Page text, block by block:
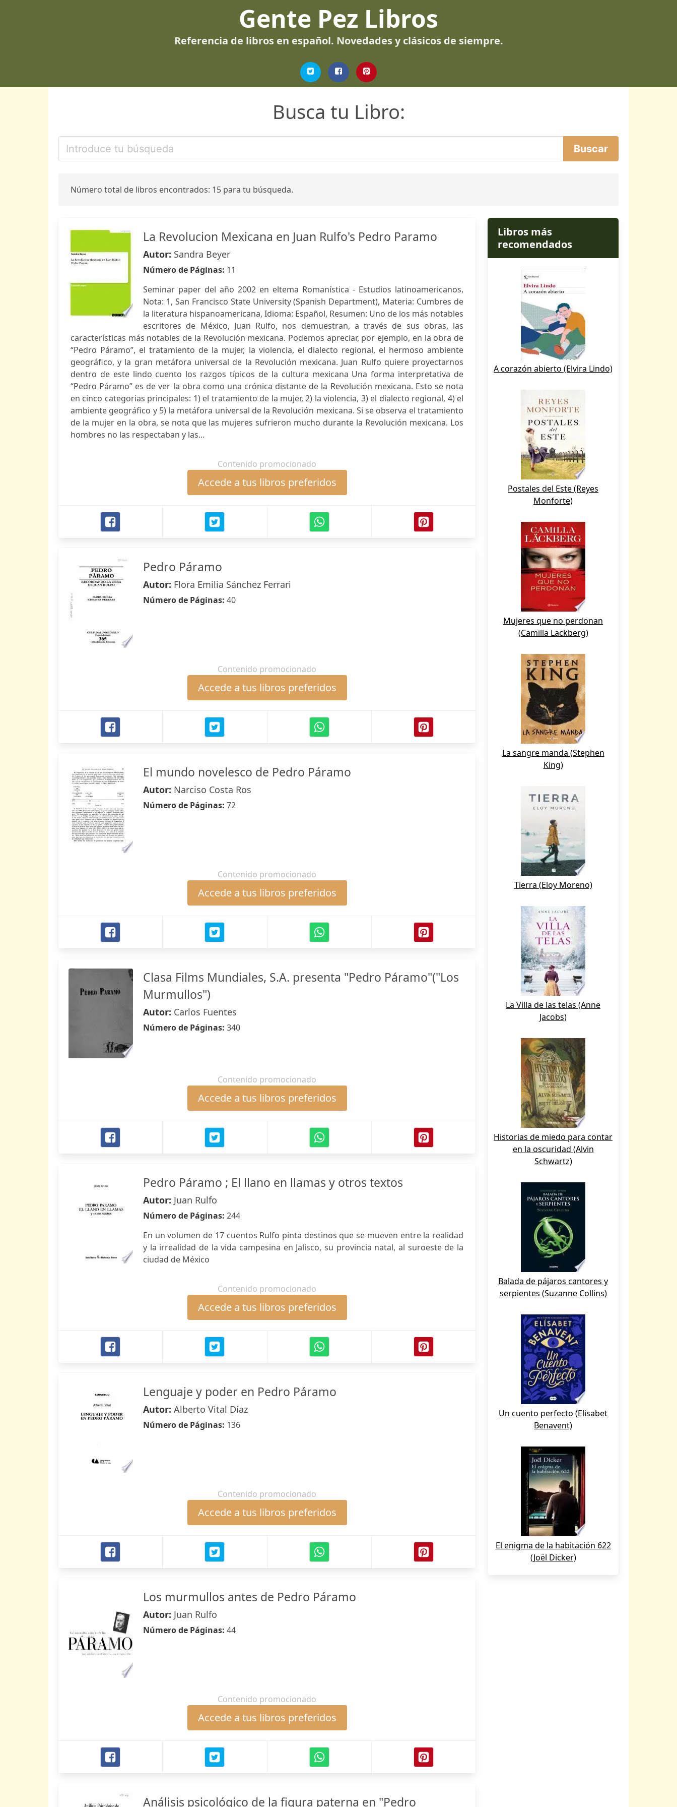
Gente Pez Libros
Referencia de libros en español. Novedades y clásicos de siempre.
Busca tu Libro:
Número total de libros encontrados: 15 para tu búsqueda.
La Revolucion Mexicana en Juan Rulfo's Pedro Paramo
Autor: Sandra Beyer
Número de Páginas: 11
Seminar paper del año 2002 en eltema Romanística - Estudios latinoamericanos,
Nota: 1, San Francisco State University (Spanish Department), Materia: Cumbres de
la literatura hispanoamericana, Idioma: Español, Resumen: Uno de los más notables
escritores de México, Juan Rulfo, nos demuestran, a través de sus obras, las
características más notables de la Revolución mexicana. Podemos apreciar, por ejemplo, en la obra de
“Pedro Páramo”, el tratamiento de la mujer, la violencia, el dialecto regional, el hermoso ambiente
geográfico, y la gran metáfora universal de la Revolución mexicana. Juan Rulfo quiere proyectarnos
dentro de este lindo cuento los razgos típicos de la cultura mexicana Una forma interpretativa de
“Pedro Páramo” es de ver la obra como una crónica distante de la Revolución mexicana. Esto se nota
en cinco categorias principales: 1) el tratamiento de la mujer, 2) la violencia, 3) el dialecto regional, 4) el
ambiente geográfico y 5) la metáfora universal de la Revolución mexicana. Si se observa el tratamiento
de la mujer en la obra, se nota que las mujeres sufrieron mucho durante la Revolución mexicana. Los
hombres no las respectaban y las...
Contenido promocionado
Accede a tus libros preferidos
Pedro Páramo
Autor: Flora Emilia Sánchez Ferrari
Número de Páginas: 40
Contenido promocionado
Accede a tus libros preferidos
El mundo novelesco de Pedro Páramo
Autor: Narciso Costa Ros
Número de Páginas: 72
Contenido promocionado
Accede a tus libros preferidos
Clasa Films Mundiales, S.A. presenta "Pedro Páramo"("Los
Murmullos")
Autor: Carlos Fuentes
Número de Páginas: 340
Contenido promocionado
Accede a tus libros preferidos
Pedro Páramo ; El llano en llamas y otros textos
Autor: Juan Rulfo
Número de Páginas: 244
En un volumen de 17 cuentos Rulfo pinta destinos que se mueven entre la realidad
y la irrealidad de la vida campesina en Jalisco, su provincia natal, al suroeste de la
ciudad de México
Contenido promocionado
Accede a tus libros preferidos
Lenguaje y poder en Pedro Páramo
Autor: Alberto Vital Díaz
Número de Páginas: 136
Contenido promocionado
Accede a tus libros preferidos
Los murmullos antes de Pedro Páramo
Autor: Juan Rulfo
Número de Páginas: 44
Contenido promocionado
Accede a tus libros preferidos
Análisis psicológico de la figura paterna en "Pedro
Libros más
recomendados
A corazón abierto (Elvira Lindo)
Postales del Este (Reyes
Monforte)
Mujeres que no perdonan
(Camilla Lackberg)
La sangre manda (Stephen
King)
Tierra (Eloy Moreno)
La Villa de las telas (Anne
Jacobs)
Historias de miedo para contar
en la oscuridad (Alvin
Schwartz)
Balada de pájaros cantores y
serpientes (Suzanne Collins)
Un cuento perfecto (Elisabet
Benavent)
El enigma de la habitación 622
(Joël Dicker)